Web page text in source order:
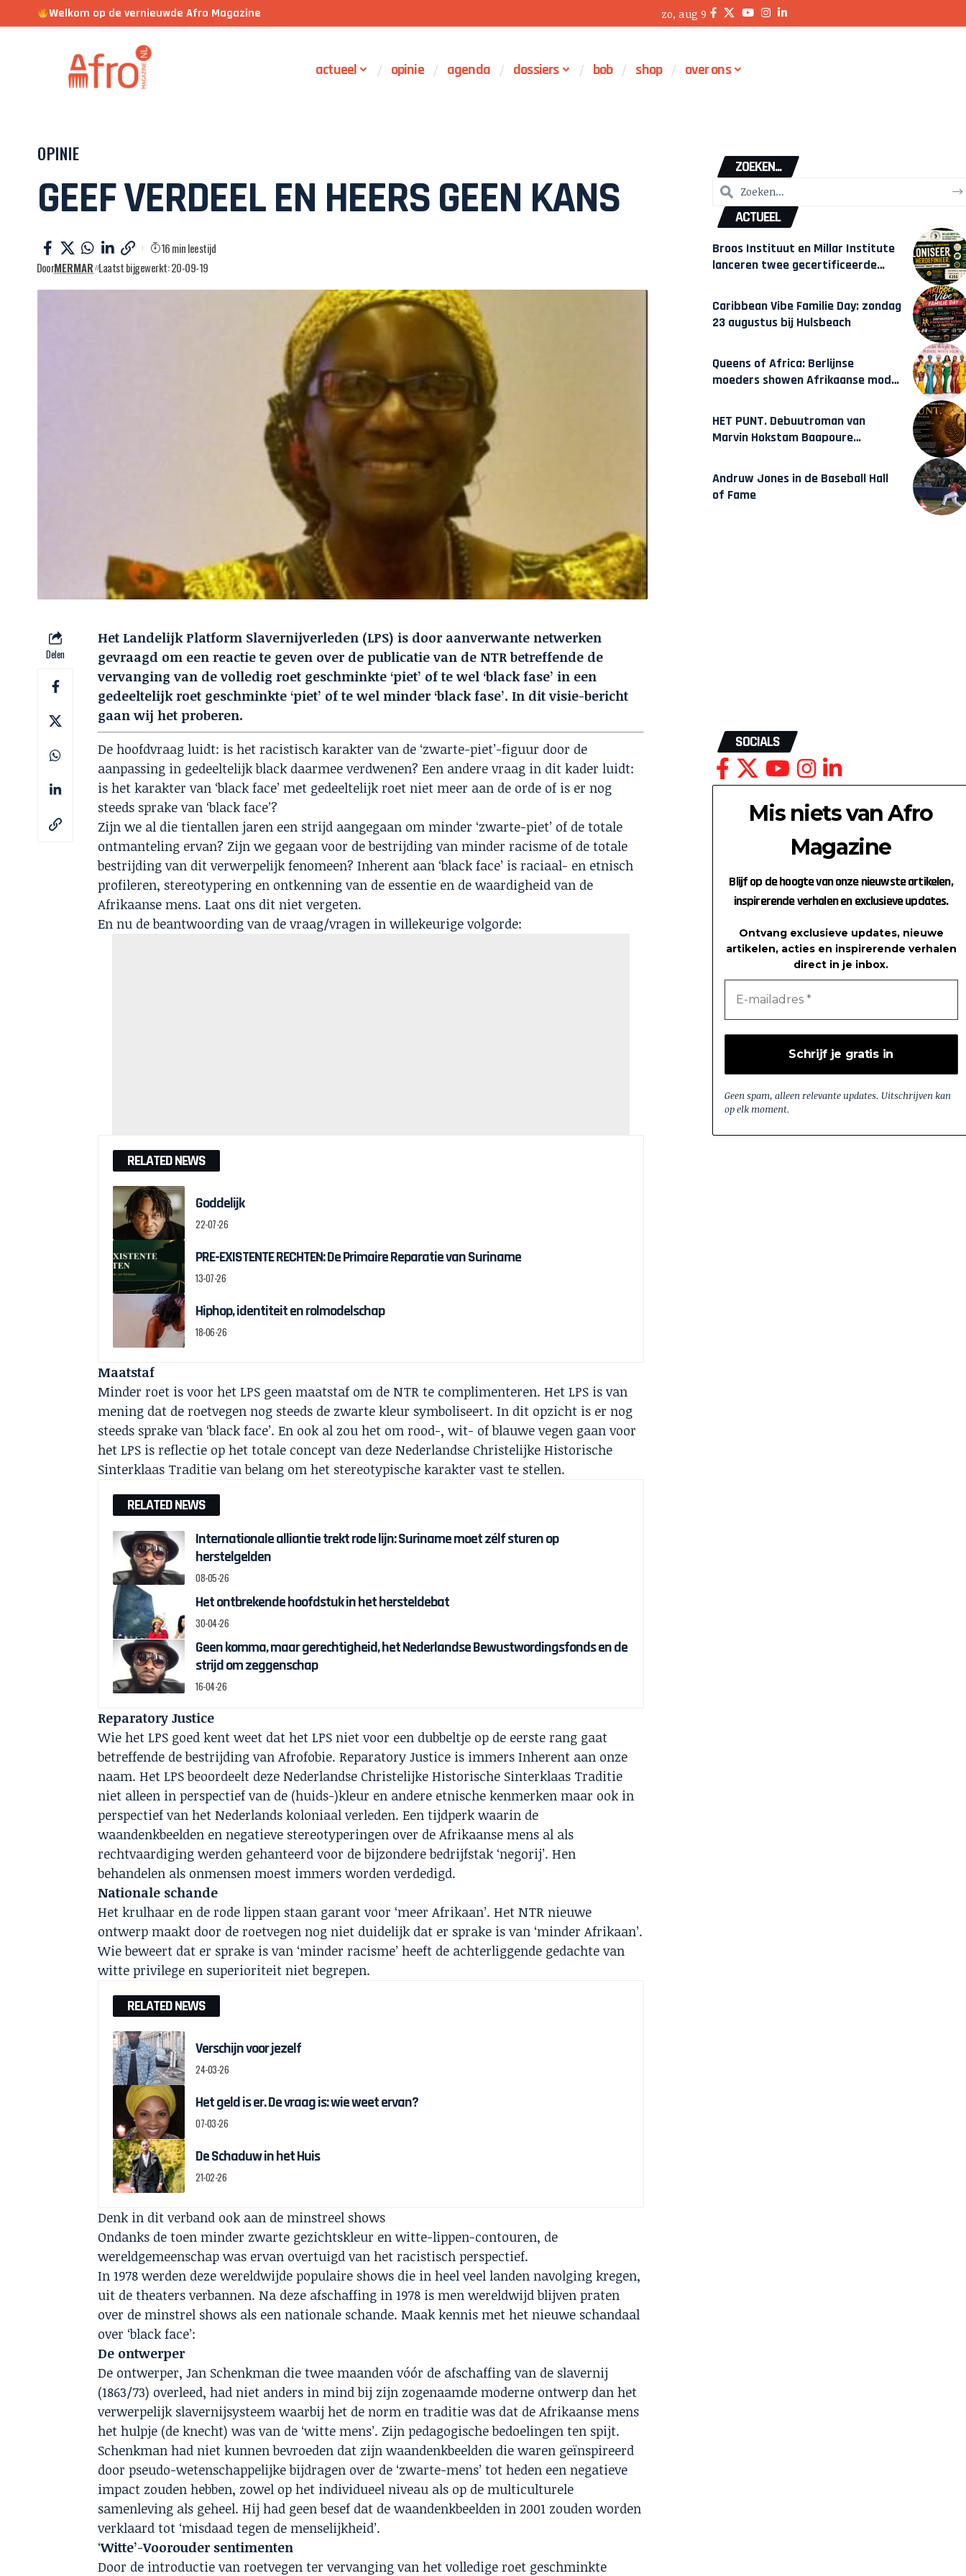
Welkom op de vernieuwde Afro Magazine zo, aug 9
actueel opinie agenda dossiers bob shop over ons
OPINIE
GEEF VERDEEL EN HEERS GEEN KANS
DoorMERMAR Laatst bijgewerkt: 20-09-19
16 min leestijd
Delen
Het Landelijk Platform Slavernijverleden (LPS) is door aanverwante netwerken
gevraagd om een reactie te geven over de publicatie van de NTR betreffende de
vervanging van de volledig roet geschminkte ‘piet’ of te wel ‘black fase’ in een
gedeeltelijk roet geschminkte ‘piet’ of te wel minder ‘black fase’. In dit visie-bericht
gaan wij het proberen.
De hoofdvraag luidt: is het racistisch karakter van de ‘zwarte-piet’-figuur door de
aanpassing in gedeeltelijk black daarmee verdwenen? Een andere vraag in dit kader luidt:
is het karakter van ‘black face’ met gedeeltelijk roet niet meer aan de orde of is er nog
steeds sprake van ‘black face’?
Zijn we al die tientallen jaren een strijd aangegaan om minder ‘zwarte-piet’ of de totale
ontmanteling ervan? Zijn we gegaan voor de bestrijding van minder racisme of de totale
bestrijding van dit verwerpelijk fenomeen? Inherent aan ‘black face’ is raciaal- en etnisch
profileren, stereotypering en ontkenning van de essentie en de waardigheid van de
Afrikaanse mens. Laat ons dit niet vergeten.
En nu de beantwoording van de vraag/vragen in willekeurige volgorde:
RELATED NEWS
Goddelijk
22-07-26
PRE-EXISTENTE RECHTEN: De Primaire Reparatie van Suriname
13-07-26
Hiphop, identiteit en rolmodelschap
18-06-26
Maatstaf
Minder roet is voor het LPS geen maatstaf om de NTR te complimenteren. Het LPS is van
mening dat de roetvegen nog steeds de zwarte kleur symboliseert. In dit opzicht is er nog
steeds sprake van ‘black face’. En ook al zou het om rood-, wit- of blauwe vegen gaan voor
het LPS is reflectie op het totale concept van deze Nederlandse Christelijke Historische
Sinterklaas Traditie van belang om het stereotypische karakter vast te stellen.
RELATED NEWS
Internationale alliantie trekt rode lijn: Suriname moet zélf sturen op
herstelgelden
08-05-26
Het ontbrekende hoofdstuk in het hersteldebat
30-04-26
Geen komma, maar gerechtigheid, het Nederlandse Bewustwordingsfonds en de
strijd om zeggenschap
16-04-26
Reparatory Justice
Wie het LPS goed kent weet dat het LPS niet voor een dubbeltje op de eerste rang gaat
betreffende de bestrijding van Afrofobie. Reparatory Justice is immers Inherent aan onze
naam. Het LPS beoordeelt deze Nederlandse Christelijke Historische Sinterklaas Traditie
niet alleen in perspectief van de (huids-)kleur en andere etnische kenmerken maar ook in
perspectief van het Nederlands koloniaal verleden. Een tijdperk waarin de
waandenkbeelden en negatieve stereotyperingen over de Afrikaanse mens al als
rechtvaardiging werden gehanteerd voor de bijzondere bedrijfstak ‘negorij’. Hen
behandelen als onmensen moest immers worden verdedigd.
Nationale schande
Het krulhaar en de rode lippen staan garant voor ‘meer Afrikaan’. Het NTR nieuwe
ontwerp maakt door de roetvegen nog niet duidelijk dat er sprake is van ‘minder Afrikaan’.
Wie beweert dat er sprake is van ‘minder racisme’ heeft de achterliggende gedachte van
witte privilege en superioriteit niet begrepen.
RELATED NEWS
Verschijn voor jezelf
24-03-26
Het geld is er. De vraag is: wie weet ervan?
07-03-26
De Schaduw in het Huis
21-02-26
Denk in dit verband ook aan de minstreel shows
Ondanks de toen minder zwarte gezichtskleur en witte-lippen-contouren, de
wereldgemeenschap was ervan overtuigd van het racistisch perspectief.
In 1978 werden deze wereldwijde populaire shows die in heel veel landen navolging kregen,
uit de theaters verbannen. Na deze afschaffing in 1978 is men wereldwijd blijven praten
over de minstrel shows als een nationale schande. Maak kennis met het nieuwe schandaal
over ‘black face’:
De ontwerper
De ontwerper,Jan Schenkman die twee maanden vóór de afschaffing van de slavernij
(1863/73) overleed, had niet anders in mind bij zijn zogenaamde moderne ontwerp dan het
verwerpelijk slavernijsysteem waarbij het de norm en traditie was dat de Afrikaanse mens
het hulpje (de knecht) was van de ‘witte mens’. Zijn pedagogische bedoelingen ten spijt.
Schenkman had niet kunnen bevroeden dat zijn waandenkbeelden die waren geïnspireerd
door pseudo-wetenschappelijke bijdragen over de ‘zwarte-mens’ tot heden een negatieve
impact zouden hebben, zowel op het individueel niveau als op de multiculturele
samenleving als geheel. Hij had geen besef dat de waandenkbeelden in 2001 zouden worden
verklaard tot ‘misdaad tegen de menselijkheid’.
‘Witte’-Voorouder sentimenten
Door de introductie van roetvegen ter vervanging van het volledige roet geschminkte
ZOEKEN...
ACTUEEL
Broos Instituut en Millar Institute
lanceren twee gecertificeerde
Amsterdam
Caribbean Vibe Familie Day: zondag
23 augustus bij Hulsbeach
Queens of Africa: Berlijnse
moeders showen Afrikaanse mode
HET PUNT. Debuutroman van
Marvin Hokstam Baapoure
Andruw Jones in de Baseball Hall
of Fame
SOCIALS
Mis niets van Afro
Magazine
Blijf op de hoogte van onze nieuwste artikelen,
inspirerende verhalen en exclusieve updates.
Ontvang exclusieve updates, nieuwe
artikelen, acties en inspirerende verhalen
direct in je inbox.
Geen spam, alleen relevante updates. Uitschrijven kan
op elk moment.